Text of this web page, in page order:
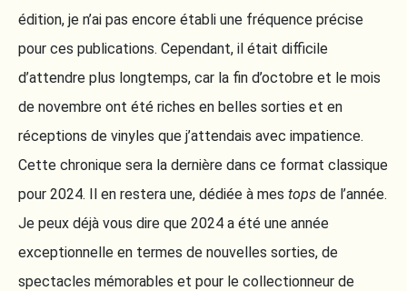
édition, je n’ai pas encore établi une fréquence précise
pour ces publications. Cependant, il était difficile
d’attendre plus longtemps, car la fin d’octobre et le mois
de novembre ont été riches en belles sorties et en
réceptions de vinyles que j’attendais avec impatience.
Cette chronique sera la dernière dans ce format classique
pour 2024. Il en restera une, dédiée à mes tops de l’année.
Je peux déjà vous dire que 2024 a été une année
exceptionnelle en termes de nouvelles sorties, de
spectacles mémorables et pour le collectionneur de